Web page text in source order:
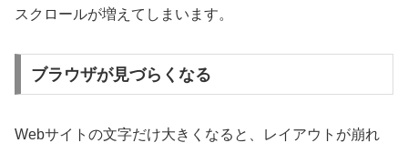
スクロールが増えてしまいます。
ブラウザが見づらくなる
Webサイトの文字だけ大きくなると、レイアウトが崩れ